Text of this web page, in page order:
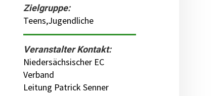
Zielgruppe:
Teens,Jugendliche
Veranstalter Kontakt:
Niedersächsischer EC
Verband
Leitung Patrick Senner